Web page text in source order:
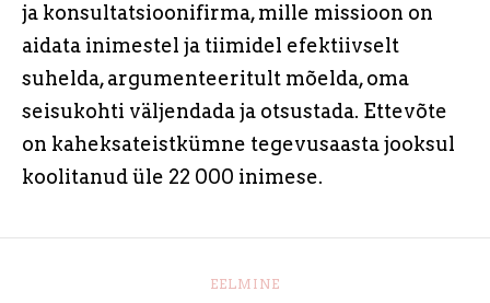
ja konsultatsioonifirma, mille missioon on
aidata inimestel ja tiimidel efektiivselt
suhelda, argumenteeritult mõelda, oma
seisukohti väljendada ja otsustada. Ettevõte
on kaheksateistkümne tegevusaasta jooksul
koolitanud üle 22 000 inimese.
EELMINE